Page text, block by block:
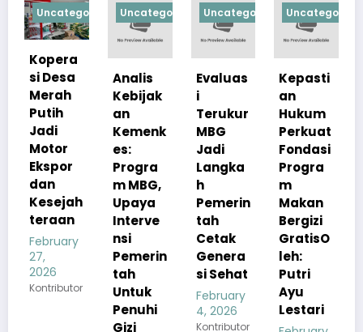
Uncategorized
Analis
Kebijak
an
Kemenk
es:
Progra
m MBG,
Upaya
Interve
nsi
Pemerin
tah
Untuk
Uncategorized
Evaluas
i
Terukur
MBG
Jadi
Langka
h
Pemerin
tah
Cetak
Genera
si Sehat
February
4, 2026
Kontributor
Uncategorized
Kepasti
Hukum
Perkuat
Fondasi
Progra
Makan
Bergizi
GratisO
leh:
Putri
Ayu
Lestari
Apresia
si
Pemerin
tah
Pastika
n
Kualita
s Menu
MBG
Tetap
Sesuai
Standar
Gizi
February